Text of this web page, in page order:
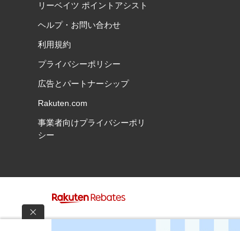
リーベイツ ポイントアシスト
ヘルプ・お問い合わせ
利用規約
プライバシーポリシー
広告とパートナーシップ
Rakuten.com
事業者向けプライバシーポリ
シー